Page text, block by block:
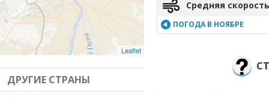
Leaflet
ДРУГИЕ СТРАНЫ
Средняя
ПОГОДА В НОЯБРЕ